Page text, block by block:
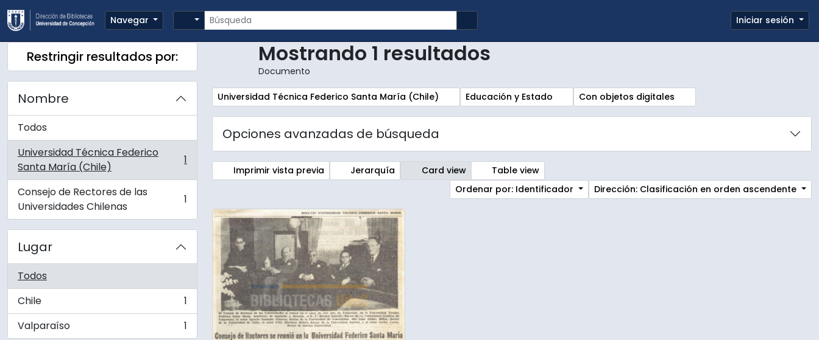
Skip to main content
Navegar
Búsqueda
Search options Portapapeles
Enlaces rápidos
Iniciar sesión
Restringir resultados por:
Nombre
Todos
Universidad Técnica Federico
Santa María (Chile)
, 1 resultados 1
Consejo de Rectores de las
Universidades Chilenas
, 1 resultados 1
Lugar
Todos
Chile
, 1 resultados
1
Valparaíso
, 1 resultados 1
Mostrando 1 resultados
Documento
Remove filter:
Universidad Técnica Federico Santa María (Chile) Remove filter:
Educación y Estado Remove filter:
Con objetos digitales
Opciones avanzadas de búsqueda
Imprimir vista previa Jerarquía Card view
Table view
Ordenar por: Identificador
Dirección: Clasificación en orden ascendente